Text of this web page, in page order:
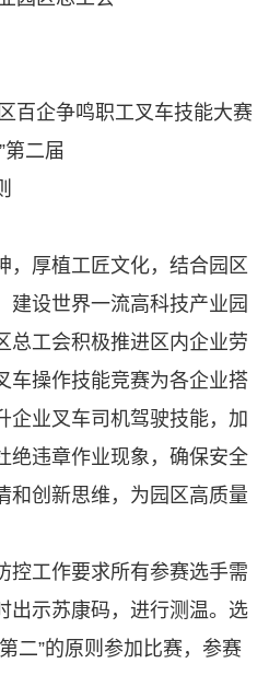
百企争鸣职工叉车技能大赛
第二届
，厚植工匠文化，结合园区
建设世界一流高科技产业园
总工会积极推进区内企业劳
车操作技能竞赛为各企业搭
企业叉车司机驾驶技能，加
绝违章作业现象，确保安全
和创新思维，为园区高质量
控工作要求所有参赛选手需
出示苏康码，进行测温。选
二”的原则参加比赛，参赛